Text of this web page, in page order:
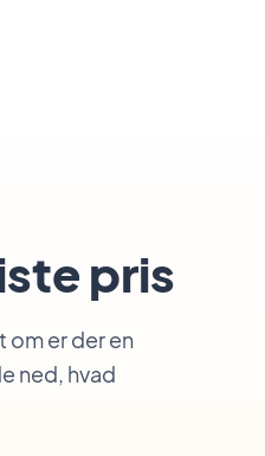
pris
er der en
ned, hvad